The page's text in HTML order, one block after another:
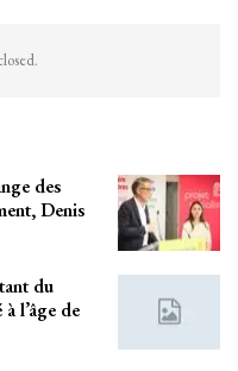
des
Denis
du
l’âge de